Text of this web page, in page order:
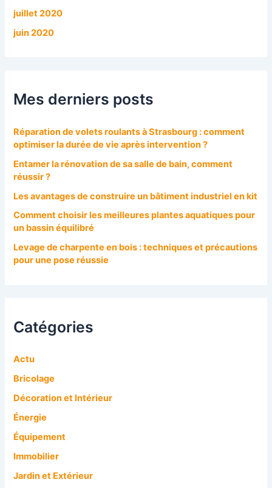
juillet 2020
juin 2020
Mes derniers posts
Réparation de volets roulants à Strasbourg : comment
optimiser la durée de vie après intervention ?
Entamer la rénovation de sa salle de bain, comment
réussir ?
Les avantages de construire un bâtiment industriel en kit
Comment choisir les meilleures plantes aquatiques pour
un bassin équilibré
Levage de charpente en bois : techniques et précautions
pour une pose réussie
Catégories
Actu
Bricolage
Décoration et Intérieur
Énergie
Équipement
Immobilier
Jardin et Extérieur